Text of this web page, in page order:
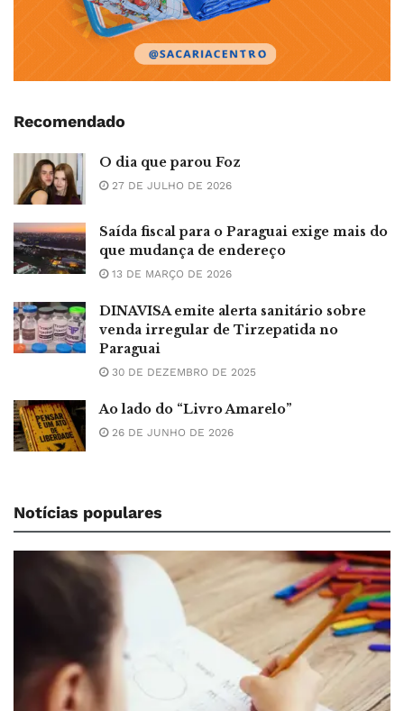
Recomendado
O dia que parou Foz
27 DE JULHO DE 2026
Saída fiscal para o Paraguai exige mais do
que mudança de endereço
13 DE MARÇO DE 2026
DINAVISA emite alerta sanitário sobre
venda irregular de Tirzepatida no
Paraguai
30 DE DEZEMBRO DE 2025
Ao lado do “Livro Amarelo”
26 DE JUNHO DE 2026
Notícias populares